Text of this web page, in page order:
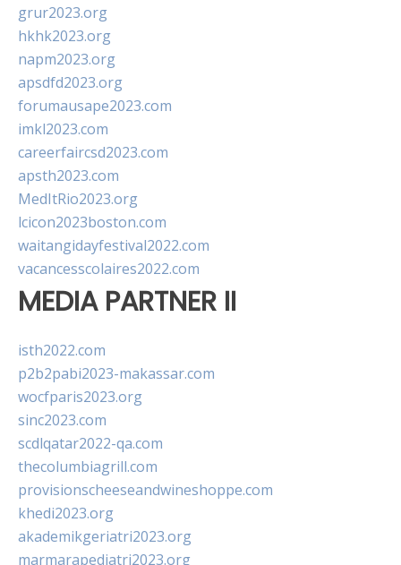
grur2023.org
hkhk2023.org
napm2023.org
apsdfd2023.org
forumausape2023.com
imkl2023.com
careerfaircsd2023.com
apsth2023.com
MedItRio2023.org
lcicon2023boston.com
waitangidayfestival2022.com
vacancesscolaires2022.com
MEDIA PARTNER II
isth2022.com
p2b2pabi2023-makassar.com
wocfparis2023.org
sinc2023.com
scdlqatar2022-qa.com
thecolumbiagrill.com
provisionscheeseandwineshoppe.com
khedi2023.org
akademikgeriatri2023.org
marmarapediatri2023.org